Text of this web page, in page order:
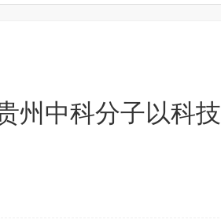
州中科分子以科技